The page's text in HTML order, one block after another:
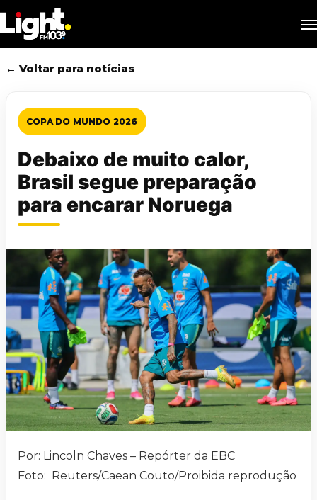
to
main
content
← Voltar para notícias
COPA DO MUNDO 2026
Debaixo de muito calor,
Brasil segue preparação
para encarar Noruega
Por: Lincoln Chaves – Repórter da EBC
Foto: Reuters/Caean Couto/Proibida reprodução